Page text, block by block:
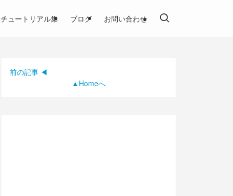
チュートリアル集 ブログ お問い合わせ
前の記事 ◀
▲Homeへ